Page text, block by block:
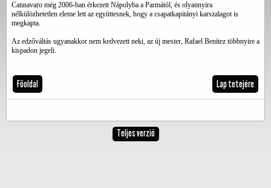
Cannavaro még 2006-ban érkezett Nápolyba a Parmától, és olyannyira
nélkülözhetetlen eleme lett az együttesnek, hogy a csapatkapitányi karszalagot is
megkapta.
Az edzőváltás ugyanakkor nem kedvezett neki, az új mester, Rafael Benítez többnyire a
kispadon jegeli.
Főoldal Lap tetejére
Teljes verzió